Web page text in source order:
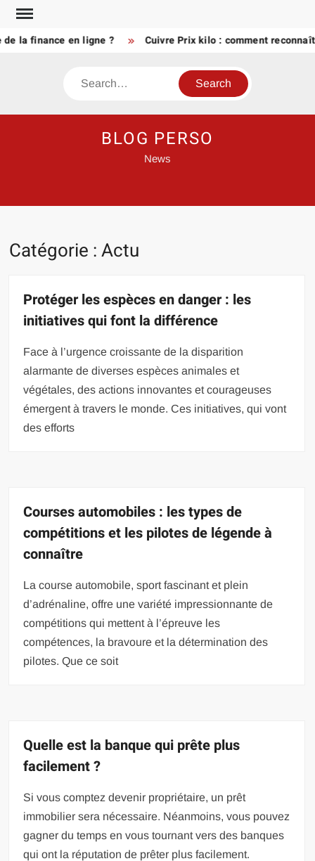
Skip
content
finance en ligne ? Cuivre Prix kilo : comment reconnaître
Search
BLOG PERSO
News
Catégorie :Actu
Protéger les espèces en danger : les
initiatives qui font la différence
Face à l’urgence croissante de la disparition
alarmante de diverses espèces animales et
végétales, des actions innovantes et courageuses
émergent à travers le monde. Ces initiatives, qui vont
des efforts
Courses automobiles : les types de
compétitions et les pilotes de légende à
connaître
La course automobile, sport fascinant et plein
d’adrénaline, offre une variété impressionnante de
compétitions qui mettent à l’épreuve les
compétences, la bravoure et la détermination des
pilotes. Que ce soit
Quelle est la banque qui prête plus
facilement ?
Si vous comptez devenir propriétaire, un prêt
immobilier sera nécessaire. Néanmoins, vous pouvez
gagner du temps en vous tournant vers des banques
qui ont la réputation de prêter plus facilement.